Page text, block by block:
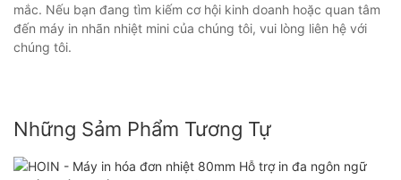
mắc. Nếu bạn đang tìm kiếm cơ hội kinh doanh hoặc quan tâm
đến máy in nhãn nhiệt mini của chúng tôi, vui lòng liên hệ với
chúng tôi.
Những Sảm Phẩm Tương Tự